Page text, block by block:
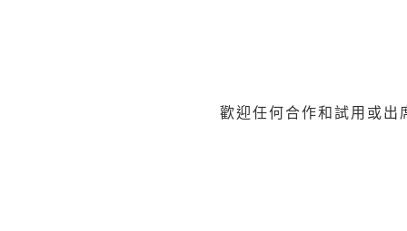
歡迎任何合作和試用或出